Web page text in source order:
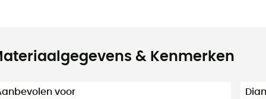
& Kenmerken
voor